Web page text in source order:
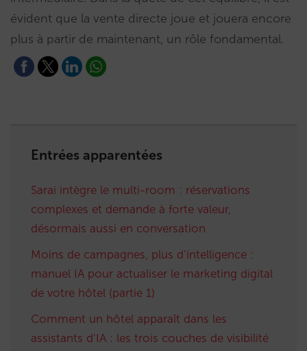
évident que la vente directe joue et jouera encore
plus à partir de maintenant, un rôle fondamental.
Entrées apparentées
Sarai intègre le multi-room : réservations
complexes et demande à forte valeur,
désormais aussi en conversation
Moins de campagnes, plus d’intelligence :
manuel IA pour actualiser le marketing digital
de votre hôtel (partie 1)
Comment un hôtel apparaît dans les
assistants d’IA : les trois couches de visibilité